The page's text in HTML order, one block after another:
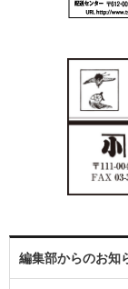
編集部からのお知